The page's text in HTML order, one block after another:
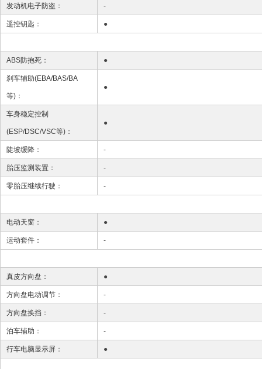
发动机电子防盗： -
遥控钥匙： ●
ABS防抱死： ●
刹车辅助(EBA/BAS/BA
等)：
●
车身稳定控制
(ESP/DSC/VSC等)：
●
陡坡缓降： -
胎压监测装置： -
零胎压继续行驶： -
电动天窗： ●
运动套件： -
真皮方向盘： ●
方向盘电动调节： -
方向盘换挡： -
泊车辅助： -
行车电脑显示屏： ●